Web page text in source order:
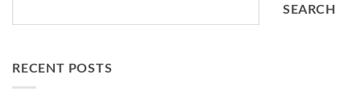
SEARCH
RECENT POSTS